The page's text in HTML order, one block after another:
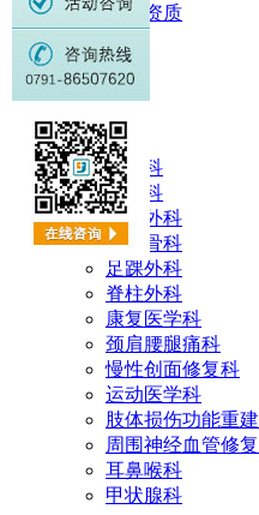
荣誉资质
医师团队
科室设置
关节科
脑系科
手足外科
创伤骨科
足踝外科
脊柱外科
康复医学科
颈肩腰腿痛科
慢性创面修复科
运动医学科
肢体损伤功能重建
周围神经血管修复
耳鼻喉科
甲状腺科